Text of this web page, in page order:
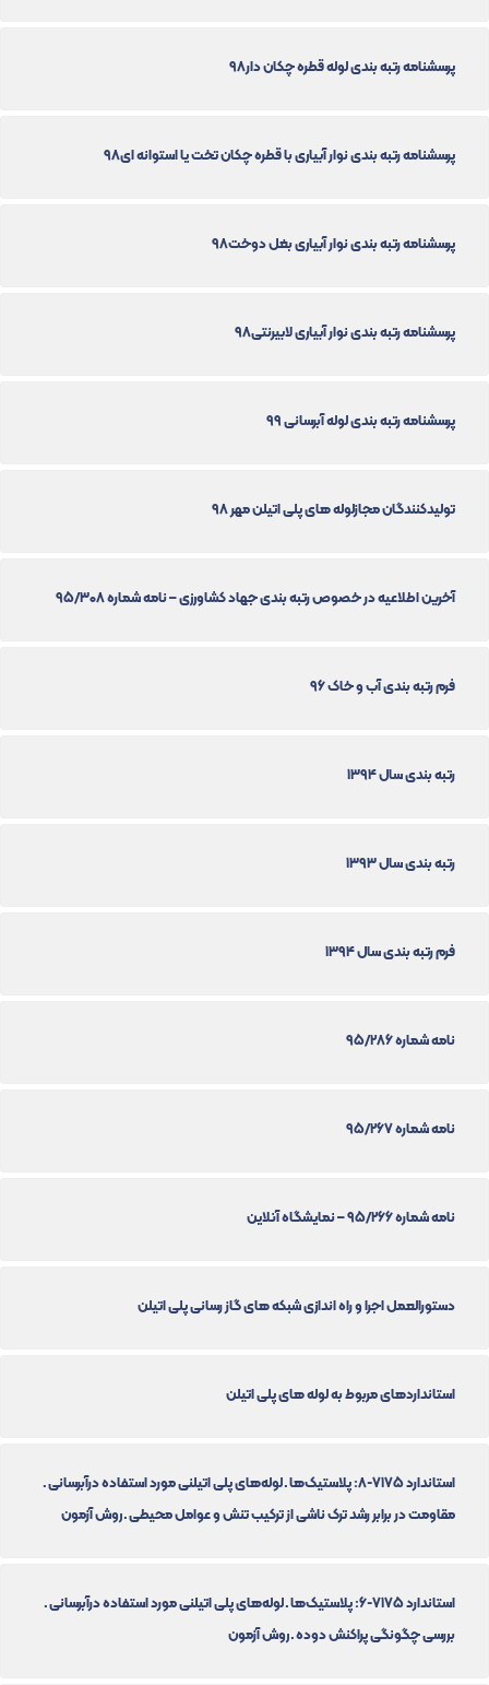
پرسشنامه رتبه بندی لوله قطره چکان دار98
پرسشنامه رتبه بندی نوار آبیاری با قطره چکان تخت یا استوانه ای98
پرسشنامه رتبه بندی نوار آبیاری بغل دوخت98
پرسشنامه رتبه بندی نوار آبیاری لابیرنتی98
پرسشنامه رتبه بندی لوله آبرسانی 99
تولیدکنندگان مجازلوله های پلی اتیلن مهر 98
آخرین اطلاعیه در خصوص رتبه بندی جهاد کشاورزی – نامه شماره 95/308
فرم رتبه بندی آب و خاک 96
رتبه بندی سال 1394
رتبه بندی سال 1393
فرم رتبه بندی سال 1394
نامه شماره 95/286
نامه شماره 95/267
نامه شماره 95/266 – نمایشگاه آنلاین
دستورالعمل اجرا و راه اندازی شبکه های گاز رسانی پلی اتیلن
استانداردهای مربوط به لوله های پلی اتیلن
استاندارد 7175-8: پلاستیک‌ها ـ لوله‌های پلی اتیلنی مورد استفاده درآبرسانی ـ
مقاومت در برابر رشد ترک ناشی از ترکیب تنش و عوامل محیطی ـ روش آزمون
استاندارد 7175-6: پلاستیک‌ها ـ لوله‌های پلی اتیلنی مورد استفاده درآبرسانی ـ
بررسی چگونگی پراکنش دوده ـ روش آزمون